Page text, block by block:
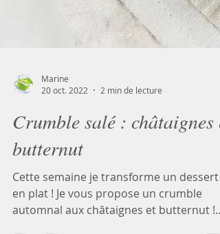
Marine
20 oct. 2022
2 min de lecture
Crumble salé : châtaignes et